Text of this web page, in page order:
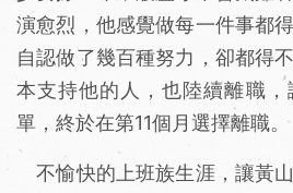
演愈烈，他感覺做每一件事都
自認做了幾百種努力，卻都得
本支持他的人，也陸續離職
單，終於在第11個月選擇離職。
不愉快的上班族生涯，讓黃